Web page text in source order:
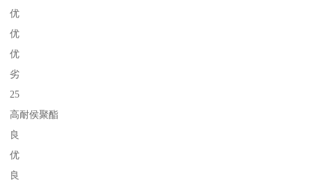
优
优
优
劣
25
高耐侯聚酯
良
优
良